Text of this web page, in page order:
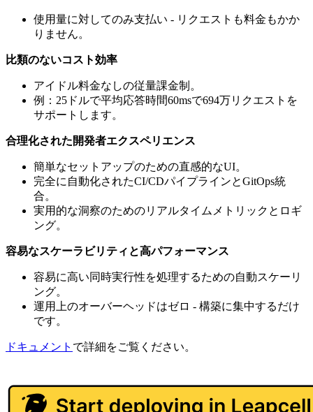
使用量に対してのみ支払い - リクエストも料金もかか
りません。
比類のないコスト効率
アイドル料金なしの従量課金制。
例：25ドルで平均応答時間60msで694万リクエストを
サポートします。
合理化された開発者エクスペリエンス
簡単なセットアップのための直感的なUI。
完全に自動化されたCI/CDパイプラインとGitOps統
合。
実用的な洞察のためのリアルタイムメトリックとロギ
ング。
容易なスケーラビリティと高パフォーマンス
容易に高い同時実行性を処理するための自動スケーリ
ング。
運用上のオーバーヘッドはゼロ - 構築に集中するだけ
です。
ドキュメント で詳細をご覧ください。